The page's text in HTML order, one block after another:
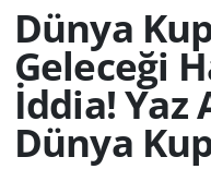
Dünya
Geleceği
İddia! Yaz
Dünya
Güncel
İş ve Ekonomi
Moda-Magazin-
Trafik Durumu
Şampiyonlar
Tüm Manşetler